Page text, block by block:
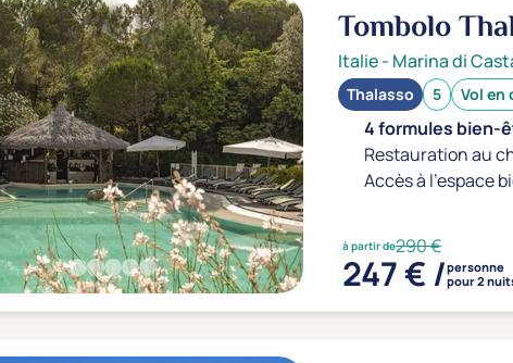
Tombolo
Italie- Marina di
Thalasso 5 Vol en
4 formules bien-
Restauration au
Accès à l'espace
à partir de290 €
247 € /personne
pour 2